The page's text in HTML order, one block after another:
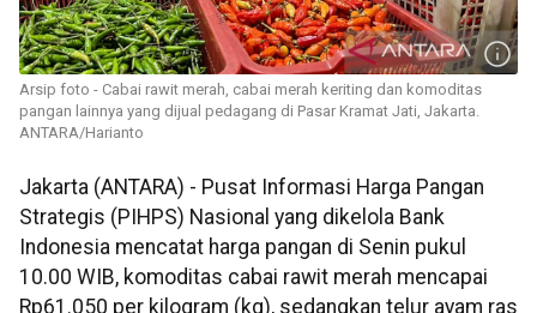
Arsip foto - Cabai rawit merah, cabai merah keriting dan komoditas
pangan lainnya yang dijual pedagang di Pasar Kramat Jati, Jakarta.
ANTARA/Harianto
Jakarta (ANTARA) - Pusat Informasi Harga Pangan
Strategis (PIHPS) Nasional yang dikelola Bank
Indonesia mencatat harga pangan di Senin pukul
10.00 WIB, komoditas cabai rawit merah mencapai
Rp61.050 per kilogram (kg), sedangkan telur ayam ras